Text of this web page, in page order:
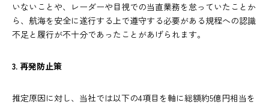
いないことや、レーダーや目視での当直業務を怠っていたことか
ら、航海を安全に遂行する上で遵守する必要がある規程への認識
不足と履行が不十分であったことがあげられます。
3. 再発防止策
推定原因に対し、当社では以下の4項目を軸に総額約5億円相当を